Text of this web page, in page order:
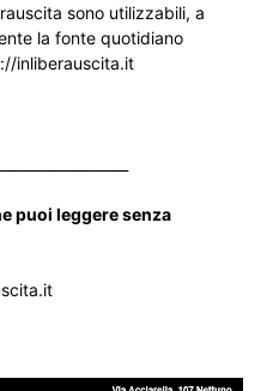
sono utilizzabili, a
la fonte quotidiano
inliberauscita.it
puoi leggere senza